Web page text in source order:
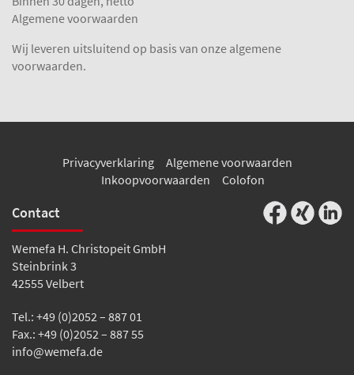
Algemene voorwaarden
Wij leveren uitsluitend op basis van onze algemene
voorwaarden.
Privacyverklaring
Algemene voorwaarden
Inkoopvoorwaarden
Colofon
Contact
Wemefa H. Christopeit GmbH
Steinbrink 3
42555 Velbert
Tel.: +49 (0)2052 – 887 01
Fax.: +49 (0)2052 – 887 55
info@wemefa.de